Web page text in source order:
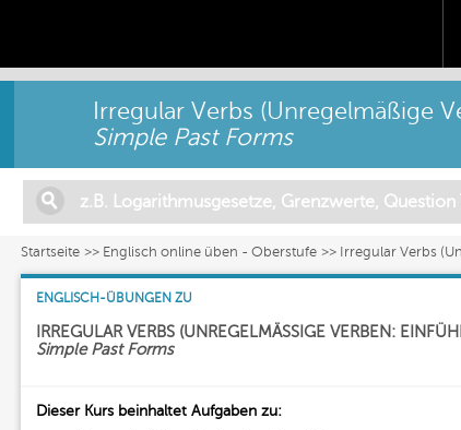
Irregular Verbs (Unregelmäßige
Simple Past Forms
Startseite Englisch online üben - Oberstufe Irregular Verbs
ENGLISCH-ÜBUNGEN ZU
IRREGULAR VERBS (UNREGELMÄSSIGE VERBEN:
Simple Past Forms
Dieser Kurs beinhaltet Aufgaben zu: